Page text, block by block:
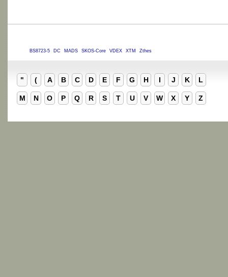
BS8723-5 DC MADS SKOS-Core VDEX XTM Zthes
" ( A B C D E F G H I J K L
M N O P Q R S T U V W X Y Z